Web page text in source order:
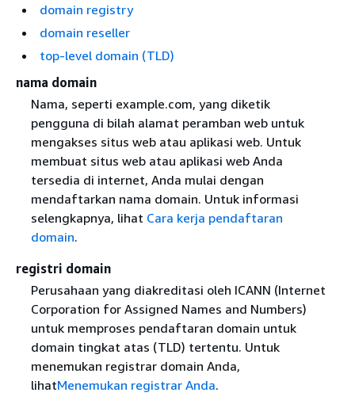
domain registry
domain reseller
top-level domain (TLD)
nama domain
Nama, seperti example.com, yang diketik
pengguna di bilah alamat peramban web untuk
mengakses situs web atau aplikasi web. Untuk
membuat situs web atau aplikasi web Anda
tersedia di internet, Anda mulai dengan
mendaftarkan nama domain. Untuk informasi
selengkapnya, lihat Cara kerja pendaftaran
domain.
registri domain
Perusahaan yang diakreditasi oleh ICANN (Internet
Corporation for Assigned Names and Numbers)
untuk memproses pendaftaran domain untuk
domain tingkat atas (TLD) tertentu. Untuk
menemukan registrar domain Anda,
lihatMenemukan registrar Anda.